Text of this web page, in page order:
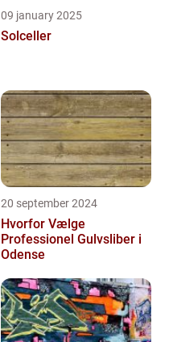
09 january 2025
Solceller
20 september 2024
Hvorfor Vælge
Professionel Gulvsliber i
Odense